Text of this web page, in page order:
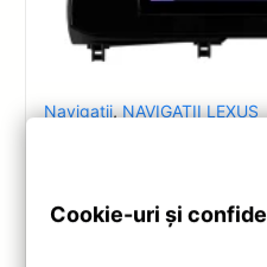
Navigatii,NAVIGATII LEXUS
Detaliată, Testare &
Cookie-uri și